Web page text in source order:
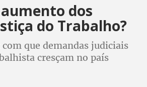
dos
do Trabalho?
que demandas judiciais
cresçam no país